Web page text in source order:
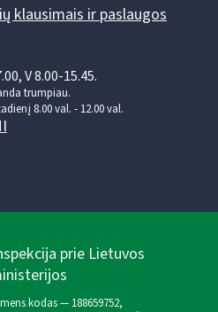
klausimais ir paslaugos
V 8.00-15.45.
trumpiau.
8.00 val. - 12.00 val.
prie Lietuvos
kodas — 188659752,